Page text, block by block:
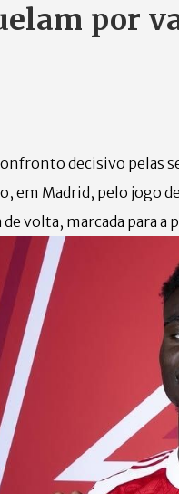
por
decisivo pelas
Madrid, pelo jogo
volta, marcada para